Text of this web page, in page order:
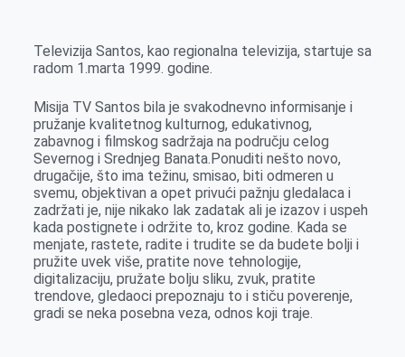
r
n
A
p
i
Televizija Santos, kao regionalna televizija, startuje sa
radom 1.marta 1999. godine.
Misija TV Santos bila je svakodnevno informisanje i
pružanje kvalitetnog kulturnog, edukativnog,
zabavnog i filmskog sadržaja na području celog
Severnog i Srednjeg Banata.Ponuditi nešto novo,
drugačije, što ima težinu, smisao, biti odmeren u
svemu, objektivan a opet privući pažnju gledalaca i
zadržati je, nije nikako lak zadatak ali je izazov i uspeh
kada postignete i održite to, kroz godine. Kada se
menjate, rastete, radite i trudite se da budete bolji i
pružite uvek više, pratite nove tehnologije,
digitalizaciju, pružate bolju sliku, zvuk, pratite
trendove, gledaoci prepoznaju to i stiču poverenje,
gradi se neka posebna veza, odnos koji traje.